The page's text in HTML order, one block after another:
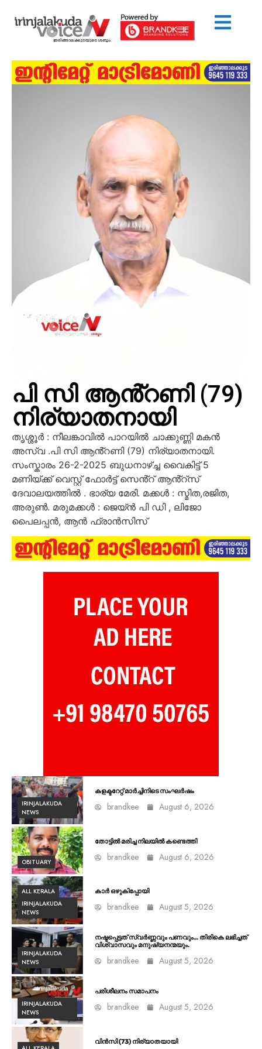
പി സി ആൻ്റണി (79)
നിര്യാതനായി
തൃശ്ശൂർ : നീലങ്കാവിൽ പാറയിൽ ചാക്കുണ്ണി മകൻ
അസ്വ .പി സി ആൻ്റണി (79) നിര്യാതനായി.
സംസ്കാരം 26-2-2025 ബുധനാഴ്ച്ച വൈകിട്ട് 5
മണിയ്ക്ക് വെസ്റ്റ് ഫോർട്ട് സെൻ്റ് ആൻ്റ്സ്
ദേവാലയത്തിൽ . ഭാര്യ മേരി. മക്കൾ : സ്മിത,രജിത,
അരുൺ. മരുമക്കൾ : ജെയ്ൻ പി ഡി , ലിജോ
പൈലപ്പൻ, ആൻ ഫ്രാൻസിസ്
IRINJALAKUDA
NEWS
കളക്ടറേറ്റ് മാർച്ചിനിടെ സംഘർഷം
brandkee August 6, 2026
OBITUARY
തോട്ടിൽ മരിച്ച നിലയിൽ കണ്ടെത്തി
brandkee August 6, 2026
ALL KERALA
IRINJALAKUDA
NEWS
കാർ ഒഴുകിപ്പോയി
brandkee August 5, 2026
IRINJALAKUDA
NEWS
നഷ്ടപ്പെട്ടത് സ്വർണ്ണവും പണവും… തിരികെ ലഭിച്ചത്
വിശ്വാസവും മനുഷ്യനന്മയും.
brandkee August 5, 2026
IRINJALAKUDA
NEWS
പരിശീലനം സമാപനം
brandkee August 5, 2026
വിൻസി (73) നിര്യാതയായി